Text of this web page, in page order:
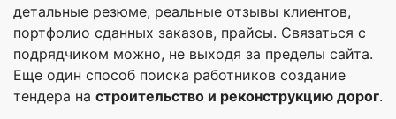
детальные резюме, реальные отзывы клиентов,
портфолио сданных заказов, прайсы. Связаться с
подрядчиком можно, не выходя за пределы сайта.
Еще один способ поиска работников создание
тендера на строительство и реконструкцию дорог.